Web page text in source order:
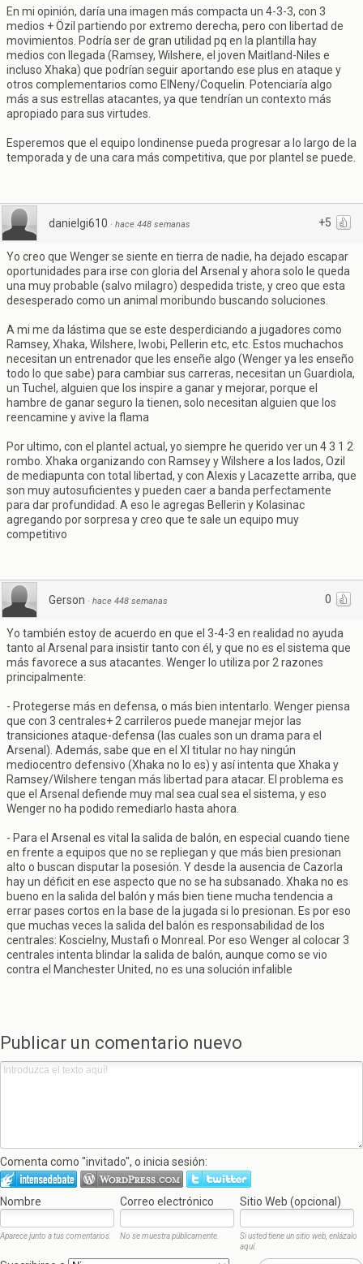
En mi opinión, daría una imagen más compacta un 4-3-3, con 3
medios + Özil partiendo por extremo derecha, pero con libertad de
movimientos. Podría ser de gran utilidad pq en la plantilla hay
medios con llegada (Ramsey, Wilshere, el joven Maitland-Niles e
incluso Xhaka) que podrían seguir aportando ese plus en ataque y
otros complementarios como ElNeny/Coquelin. Potenciaría algo
más a sus estrellas atacantes, ya que tendrían un contexto más
apropiado para sus virtudes.
Esperemos que el equipo londinense pueda progresar a lo largo de la
temporada y de una cara más competitiva, que por plantel se puede.
+5
danielgi610 · hace 448 semanas
Yo creo que Wenger se siente en tierra de nadie, ha dejado escapar
oportunidades para irse con gloria del Arsenal y ahora solo le queda
una muy probable (salvo milagro) despedida triste, y creo que esta
desesperado como un animal moribundo buscando soluciones.
A mi me da lástima que se este desperdiciando a jugadores como
Ramsey, Xhaka, Wilshere, Iwobi, Pellerin etc, etc. Estos muchachos
necesitan un entrenador que les enseñe algo (Wenger ya les enseño
todo lo que sabe) para cambiar sus carreras, necesitan un Guardiola,
un Tuchel, alguien que los inspire a ganar y mejorar, porque el
hambre de ganar seguro la tienen, solo necesitan alguien que los
reencamine y avive la flama
Por ultimo, con el plantel actual, yo siempre he querido ver un 4 3 1 2
rombo. Xhaka organizando con Ramsey y Wilshere a los lados, Ozil
de mediapunta con total libertad, y con Alexis y Lacazette arriba, que
son muy autosuficientes y pueden caer a banda perfectamente
para dar profundidad. A eso le agregas Bellerin y Kolasinac
agregando por sorpresa y creo que te sale un equipo muy
competitivo
0
Gerson · hace 448 semanas
Yo también estoy de acuerdo en que el 3-4-3 en realidad no ayuda
tanto al Arsenal para insistir tanto con él, y que no es el sistema que
más favorece a sus atacantes. Wenger lo utiliza por 2 razones
principalmente:
- Protegerse más en defensa, o más bien intentarlo. Wenger piensa
que con 3 centrales+ 2 carrileros puede manejar mejor las
transiciones ataque-defensa (las cuales son un drama para el
Arsenal). Además, sabe que en el XI titular no hay ningún
mediocentro defensivo (Xhaka no lo es) y así intenta que Xhaka y
Ramsey/Wilshere tengan más libertad para atacar. El problema es
que el Arsenal defiende muy mal sea cual sea el sistema, y eso
Wenger no ha podido remediarlo hasta ahora.
- Para el Arsenal es vital la salida de balón, en especial cuando tiene
en frente a equipos que no se repliegan y que más bien presionan
alto o buscan disputar la posesión. Y desde la ausencia de Cazorla
hay un déficit en ese aspecto que no se ha subsanado. Xhaka no es
bueno en la salida del balón y más bien tiene mucha tendencia a
errar pases cortos en la base de la jugada si lo presionan. Es por eso
que muchas veces la salida del balón es responsabilidad de los
centrales: Koscielny, Mustafi o Monreal. Por eso Wenger al colocar 3
centrales intenta blindar la salida de balón, aunque como se vio
contra el Manchester United, no es una solución infalible
Publicar un comentario nuevo
Comenta como "invitado", o inicia sesión:
Nombre Correo electrónico Sitio Web (opcional)
Aparece junto a tus comentarios. No se muestra públicamente.
Si usted tiene un sitio web, enlázalo
aquí.